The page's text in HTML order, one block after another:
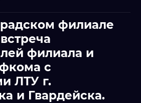
филиале
филиала и
с
ЛТУ г.
и Гвардейска.